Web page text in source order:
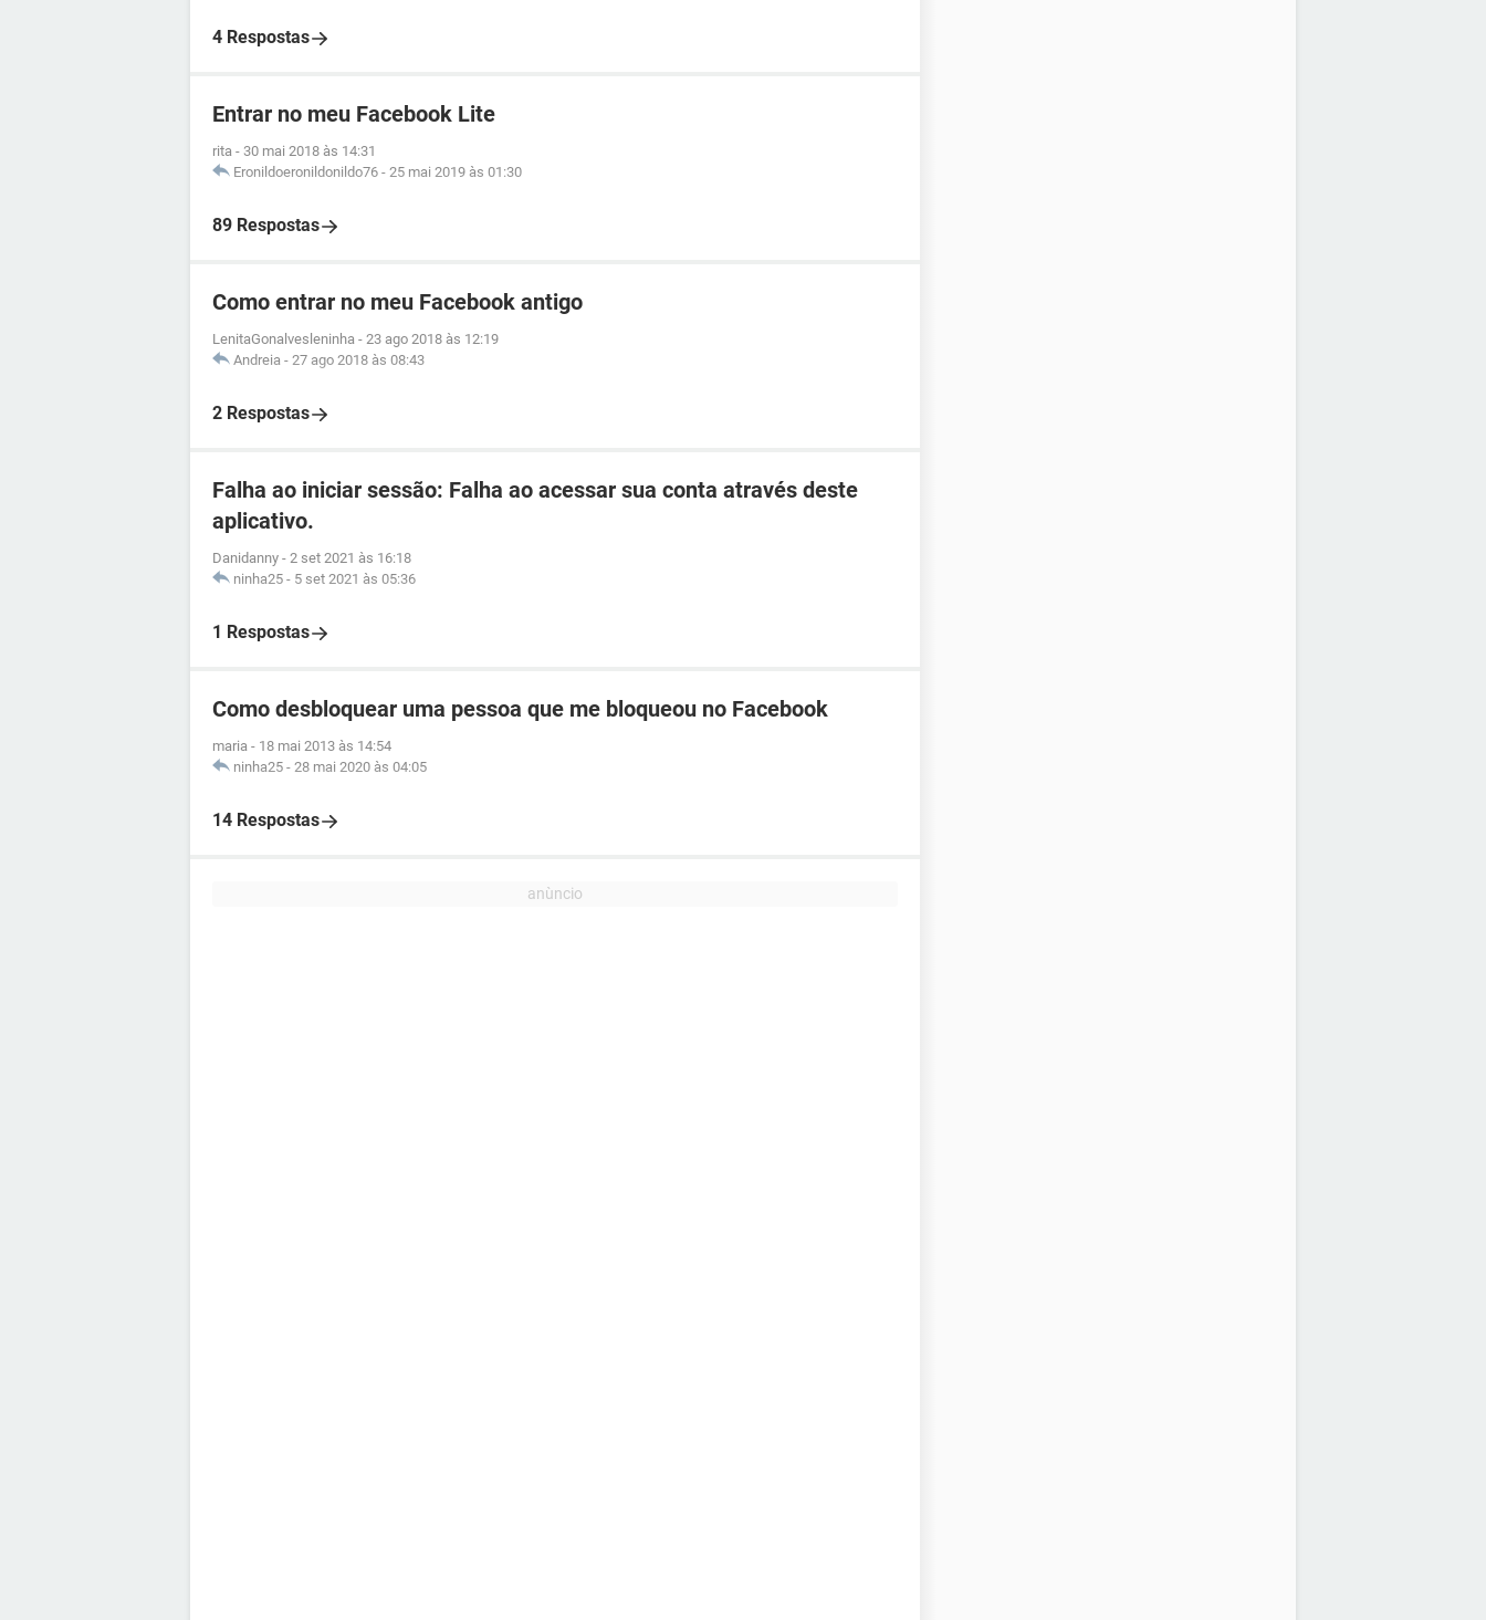
4 Respostas
Entrar no meu Facebook Lite
rita - 30 mai 2018 às 14:31
Eronildoeronildonildo76 - 25 mai 2019 às 01:30
89 Respostas
Como entrar no meu Facebook antigo
LenitaGonalvesleninha - 23 ago 2018 às 12:19
Andreia - 27 ago 2018 às 08:43
2 Respostas
Falha ao iniciar sessão: Falha ao acessar sua conta através deste
aplicativo.
Danidanny - 2 set 2021 às 16:18
ninha25 - 5 set 2021 às 05:36
1 Respostas
Como desbloquear uma pessoa que me bloqueou no Facebook
maria - 18 mai 2013 às 14:54
ninha25 - 28 mai 2020 às 04:05
14 Respostas